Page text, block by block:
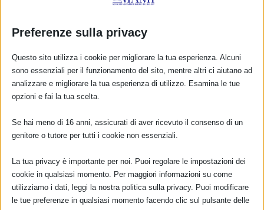
SAM 2022 A VERCELLI – CONFERENZA
30 Agosto 2022
Preferenze sulla privacy
Questo sito utilizza i cookie per migliorare la tua esperienza. Alcuni
sono essenziali per il funzionamento del sito, mentre altri ci aiutano ad
analizzare e migliorare la tua esperienza di utilizzo. Esamina le tue
opzioni e fai la tua scelta.
Se hai meno di 16 anni, assicurati di aver ricevuto il consenso di un
genitore o tutore per tutti i cookie non essenziali.
La tua privacy è importante per noi. Puoi regolare le impostazioni dei
cookie in qualsiasi momento. Per maggiori informazioni su come
utilizziamo i dati, leggi la nostra politica sulla privacy. Puoi modificare
le tue preferenze in qualsiasi momento facendo clic sul pulsante delle